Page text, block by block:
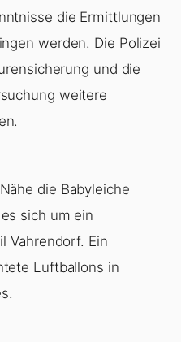
die Ermittlungen
werden. Die Polizei
und die
weitere
die Babyleiche
sich um ein
Vahrendorf. Ein
Luftballons in